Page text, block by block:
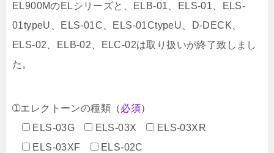
EL900MのELシリーズと、ELB-01、ELS-01、ELS-
01typeU、ELS-01C、ELS-01CtypeU、D-DECK、
ELS-02、ELB-02、ELC-02は取り扱いが終了致しまし
た。
➀エレクトーンの種類 （必須）
ELS-03G
ELS-03X
ELS-03XR
ELS-03XF
ELS-02C